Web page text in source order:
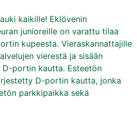
kaikille! Eklövenin
junioreille on varattu tilaa
kupeesta. Vieraskannattajille
vierestä ja sisään
D-portin kautta. Esteetön
D-portin kautta, jonka
parkkipaikka sekä